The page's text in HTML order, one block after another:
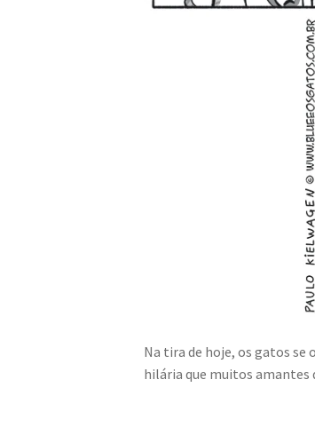
Na tira de hoje, os gatos se
hilária que muitos amantes